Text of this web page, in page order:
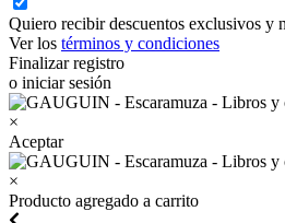
Quiero recibir descuentos exclusivos y
Ver los términos y condiciones
Finalizar registro
o iniciar sesión
×
Aceptar
×
Producto agregado a carrito